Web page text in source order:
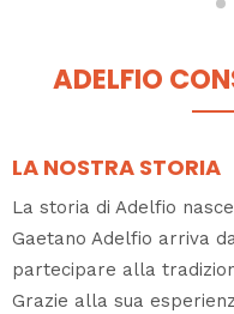
ADELFIO
LA NOSTRA STORIA
La storia di Adelfio nasce
Gaetano Adelfio arriva
partecipare alla
Grazie alla sua